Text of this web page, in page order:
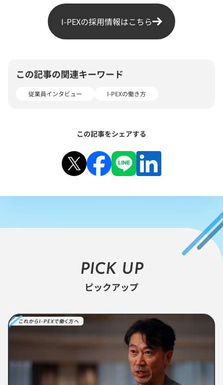
I-PEXの採用情報はこちら
この記事の関連キーワード
従業員インタビュー I-PEXの働き方
この記事をシェアする
PICK UP
ピックアップ